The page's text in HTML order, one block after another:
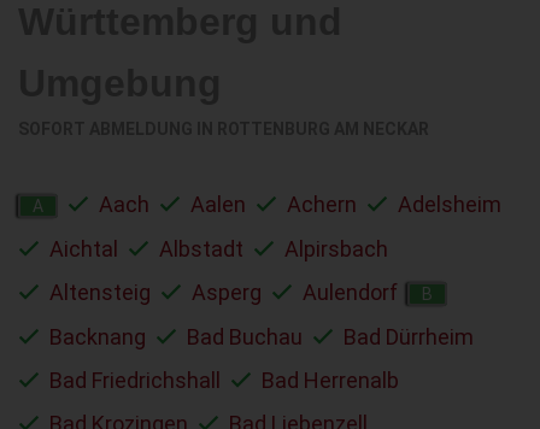
A Aach Aalen Achern
Adelsheim
Aichtal
Albstadt
Alpirsbach
Altensteig
Asperg Aulendorf B
Backnang Bad Buchau
Bad Dürrheim
Bad Friedrichshall
Bad Herrenalb
Bad Krozingen
Bad Liebenzell